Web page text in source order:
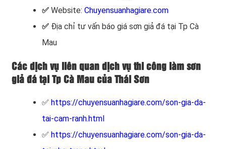
✅ Website: Chuyensuanhagiare.com
✅ Địa chỉ tư vấn báo giá sơn giả đá tại Tp Cà
Mau
Các dịch vụ liên quan dịch vụ thi công làm sơn
giả đá tại Tp Cà Mau của Thái Sơn
✅ https://chuyensuanhagiare.com/son-gia-da-
tai-cam-ranh.html
✅ https://chuyensuanhagiare.com/son-gia-da-